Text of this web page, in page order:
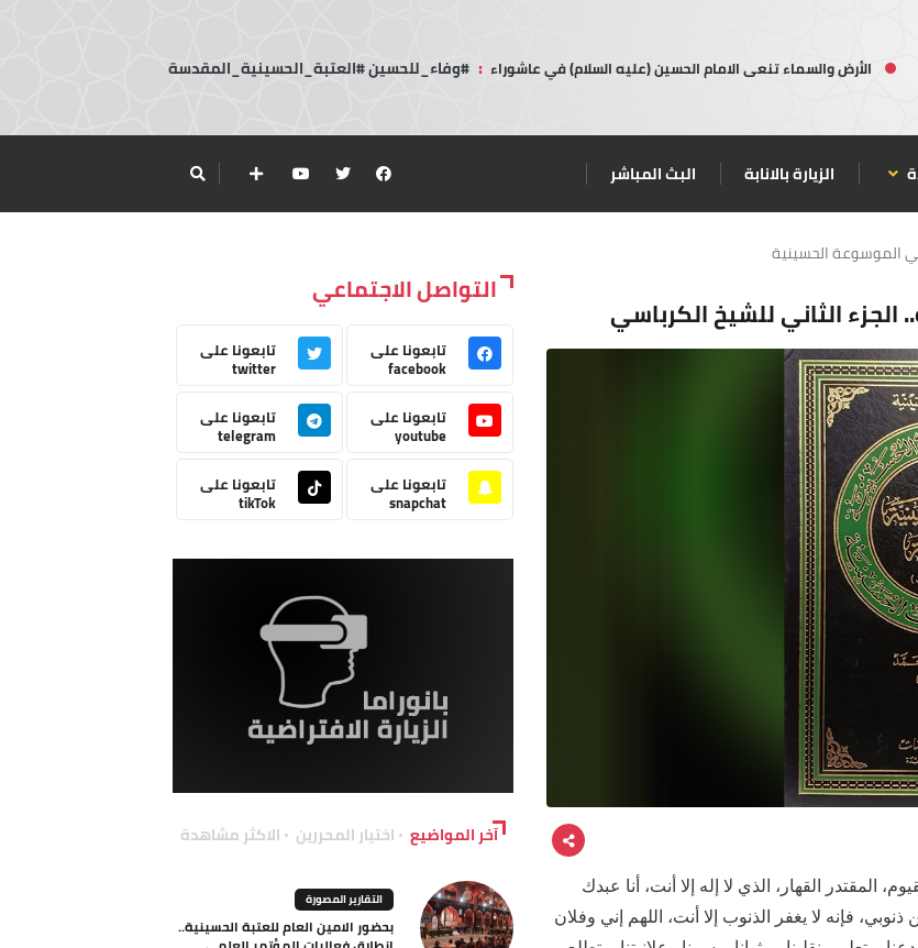
الأرض والسماء تنعى الامام الحسين (عليه السلام) في عاشوراء : #وفاء_للحسين #العتبة_الحسينية_المقدسة
الزيارة بالانابة البث المباشر
الموسوعة الحسينية
الثاني للشيخ الكرباسي
المقتدر القهار، الذي لا إله إلا أنت، أنا عبدك
فإنه لا يغفر الذنوب إلا أنت، اللهم إني وفلان
التواصل الاجتماعي
تابعونا على
facebook
تابعونا على
twitter
تابعونا على
youtube
تابعونا على
telegram
تابعونا على
snapchat
تابعونا على
tikTok
آخر المواضيع اختيار المحررين الاكثر مشاهدة
التقارير المصورة
بحضور الامين العام للعتبة الحسينية..